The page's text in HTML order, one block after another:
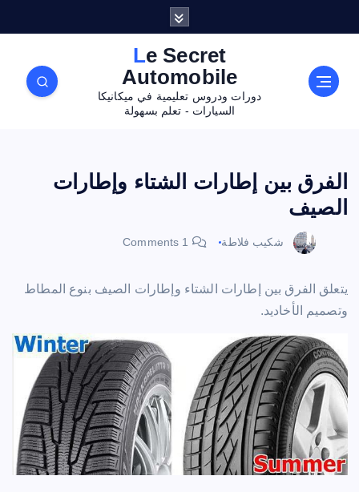
Le Secret
Automobile
دورات ودروس تعليمية في ميكانيكا
السيارات - تعلم بسهولة
الفرق بين إطارات الشتاء وإطارات
الصيف
شكيب فلاطة
يتعلق الفرق بين إطارات الشتاء وإطارات الصيف بنوع المطاط
وتصميم الأخاديد.